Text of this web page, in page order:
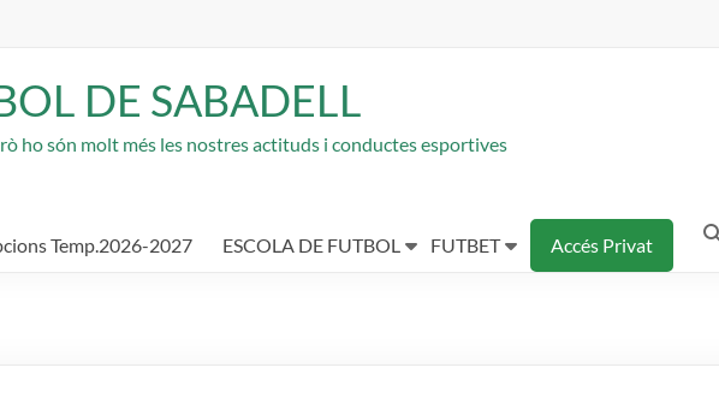
DE SABADELL
ho són molt més les nostres actituds i conductes esportives
Temp.2026-2027 ESCOLA DE FUTBOL FUTBET Accés Privat